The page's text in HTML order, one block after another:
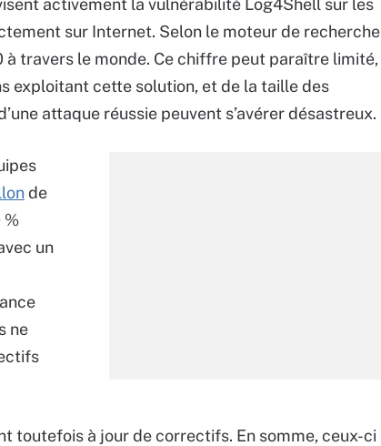
activement la vulnérabilité Log4Shell sur les
sur Internet. Selon le moteur de recherche
travers le monde. Ce chiffre peut paraître limité,
exploitant cette solution, et de la taille des
attaque réussie peuvent s’avérer désastreux.
de
%
un
ne
toutefois à jour de correctifs. En somme, ceux-ci